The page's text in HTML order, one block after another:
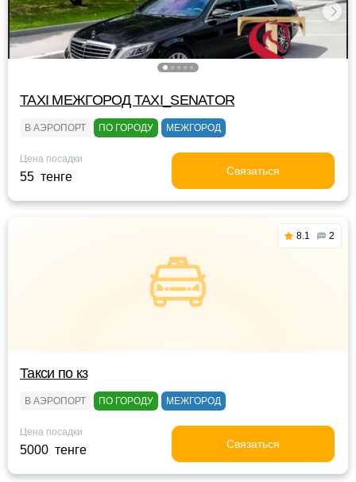
TAXI МЕЖГОРОД TAXI_SENATOR
В АЭРОПОРТ ПО ГОРОДУ МЕЖГОРОД
Цена посадки
55 тенге Связаться
8.1 2
Такси по кз
В АЭРОПОРТ ПО ГОРОДУ МЕЖГОРОД
Цена посадки
5000 тенге Связаться